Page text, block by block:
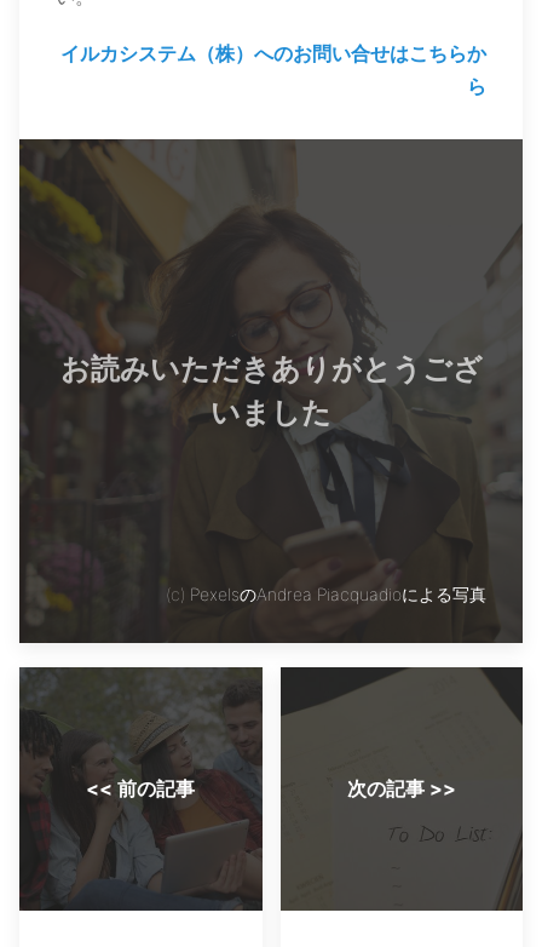
イルカシステム（株）へのお問い合せはこちらか
ら
お読みいただきありがとうござ
いました
(c) PexelsのAndrea Piacquadioによる写真
<< 前の記事 次の記事 >>